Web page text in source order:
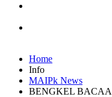
Home
Info
MAIPk News
BENGKEL